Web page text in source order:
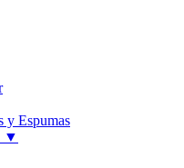
y Espumas
▼